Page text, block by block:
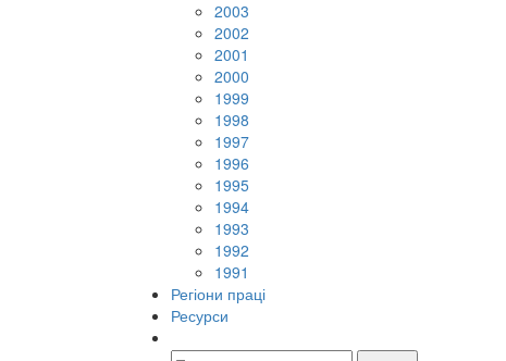
2003
2002
2001
2000
1999
1998
1997
1996
1995
1994
1993
1992
1991
Регіони праці
Ресурси